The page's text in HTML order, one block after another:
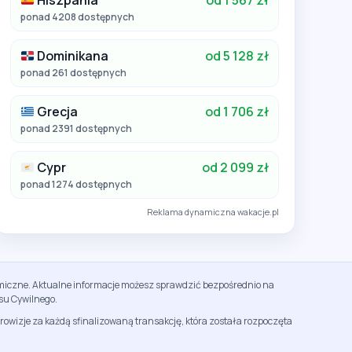
ponad 4208 dostępnych
Dominikana od 5 128 zł
ponad 261 dostępnych
Grecja od 1 706 zł
ponad 2391 dostępnych
Cypr od 2 099 zł
ponad 1274 dostępnych
Reklama dynamiczna wakacje.pl
Aktualne informacje możesz sprawdzić bezpośrednio na
Cywilnego.
za każdą sfinalizowaną transakcję, która została rozpoczęta